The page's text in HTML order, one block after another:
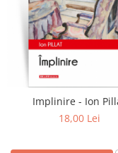
Implinire - Ion
18,00 Lei